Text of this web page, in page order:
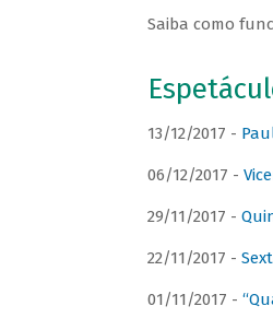
Saiba como
13/12/2017 -
06/12/2017 -
29/11/2017 -
22/11/2017 -
01/11/2017 -